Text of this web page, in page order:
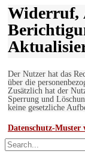
Widerruf,
Der Nutzer hat das
über die
Zusätzlich hat der
Sperrung und
keine gesetzliche
Datenschutz-Muster